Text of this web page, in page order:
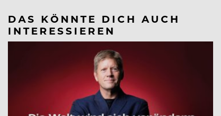
DAS KÖNNTE DICH AUCH
INTERESSIEREN